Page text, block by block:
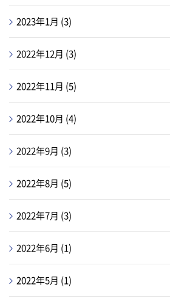
2023年1月 (3)
2022年12月 (3)
2022年11月 (5)
2022年10月 (4)
2022年9月 (3)
2022年8月 (5)
2022年7月 (3)
2022年6月 (1)
2022年5月 (1)